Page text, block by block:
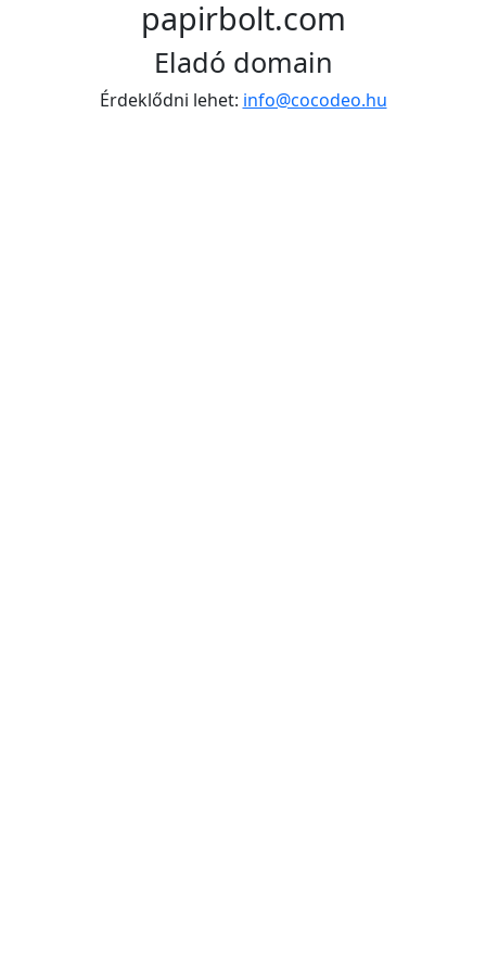
papirbolt.com
Eladó domain
Érdeklődni lehet: info@cocodeo.hu